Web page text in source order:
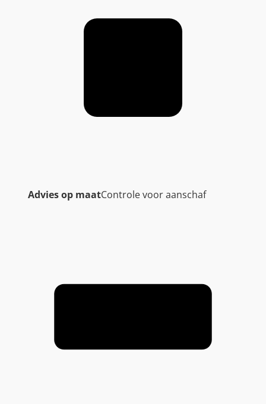
Advies op maatControle voor aanschaf